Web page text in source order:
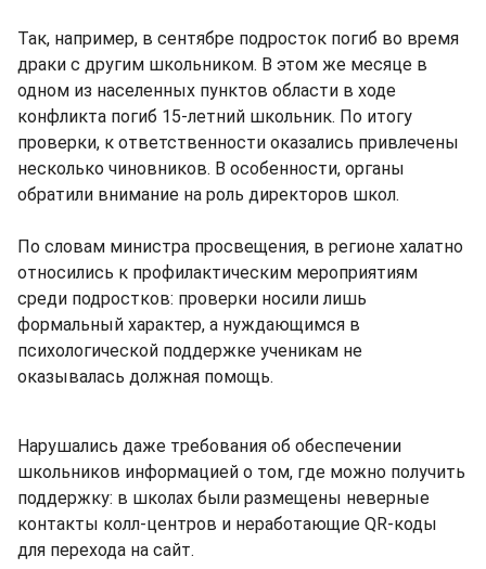
Так, например, в сентябре подросток погиб во время
драки с другим школьником. В этом же месяце в
одном из населенных пунктов области в ходе
конфликта погиб 15-летний школьник. По итогу
проверки, к ответственности оказались привлечены
несколько чиновников. В особенности, органы
обратили внимание на роль директоров школ.
По словам министра просвещения, в регионе халатно
относились к профилактическим мероприятиям
среди подростков: проверки носили лишь
формальный характер, а нуждающимся в
психологической поддержке ученикам не
оказывалась должная помощь.
Нарушались даже требования об обеспечении
школьников информацией о том, где можно получить
поддержку: в школах были размещены неверные
контакты колл-центров и неработающие QR-коды
для перехода на сайт.